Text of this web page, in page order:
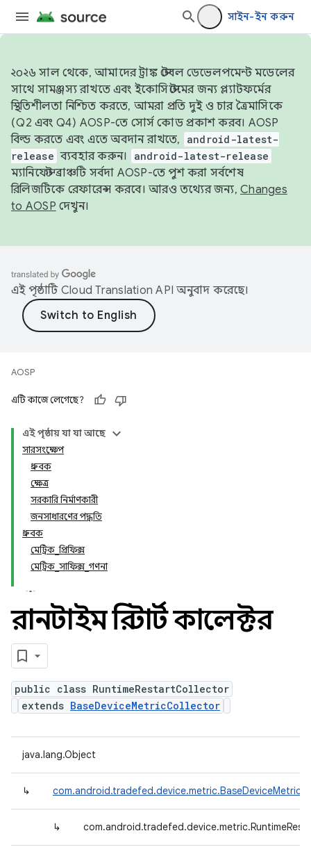
সাইন-ইন করুন
২০২৬ সাল থেকে, আমাদের ট্রাঙ্ক স্টেবল ডেভেলপমেন্ট মডেলের
সাথে সামঞ্জস্য রাখতে এবং ইকোসিস্টেমের জন্য প্ল্যাটফর্মের
স্থিতিশীলতা নিশ্চিত করতে, আমরা প্রতি দুই ও চার ত্রৈমাসিকে
(Q2 এবং Q4) AOSP-তে সোর্স কোড প্রকাশ করব। AOSP
বিল্ড করতে এবং এতে অবদান রাখতে,
android-latest-
release ব্যবহার করুন। android-latest-release
ম্যানিফেস্ট ব্রাঞ্চটি সর্বদা AOSP-তে পুশ করা সর্বশেষ
রিলিজটিকে রেফারেন্স করবে। আরও তথ্যের জন্য, Changes
to AOSP দেখুন।
এই পৃষ্ঠাটি Cloud Translation API অনুবাদ করেছে।
AOSP
এটি কাজে লেগেছে?
এই পৃষ্ঠায় যা যা আছে
সারসংক্ষেপ
ধ্রুবক
ক্ষেত্র
সরকারি নির্মাণকারী
জনসাধারণের পদ্ধতি
ধ্রুবক
মেট্রিক_প্রিফিক্স
মেট্রিক_সাফিক্স_গণনা
রানটাইম রিস্টার্ট কালেক্টর
public class RuntimeRestartCollector
extends BaseDeviceMetricCollector
java.lang.Object
↳
↳